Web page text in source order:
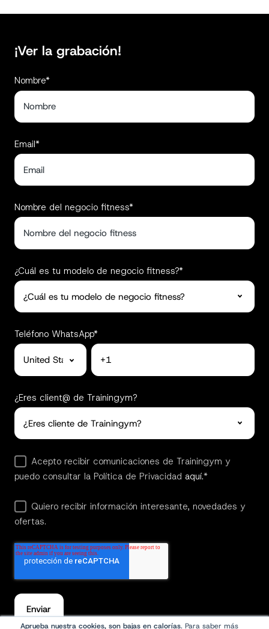
Aprueba nuestra cookies, son bajas en calorías. Para saber más
¡Ver la grabación!
Nombre*
Email*
Nombre del negocio fitness*
¿Cuál es tu modelo de negocio fitness?*
Teléfono WhatsApp*
¿Eres client@ de Trainingym?
Acepto recibir comunicaciones de Trainingym y
puedo consultar la Política de Privacidad aquí.*
Quiero recibir información interesante, novedades y
ofertas.